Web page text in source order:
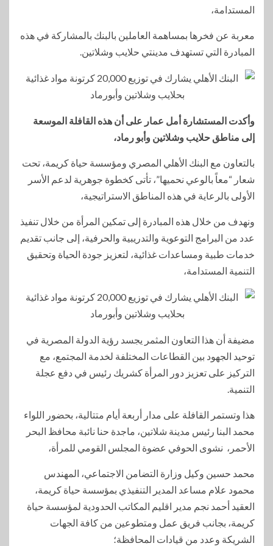
المستدامة،
معربة عن فخرها بمساهمة العاملين بالبنك بالمشاركة في هذه
المبادرة التي تستهدف مدينتي حلايب وشلاتين.
وأكدت المستشارة أمل عمار على أن هذه القافلة الموسعة
إلى مناطق حلايب وشلاتين وأبو رماد،
بالتعاون مع البنك الأهلي المصري ومؤسسة حياة كريمة، تحت
شعار “معاً بالوعي نحميها”، تأتى كخطوة جوهرية لدعم الأسر
الأولى بالرعاية في هذه المناطق الاستراتيجية،
ونهدف من خلال هذه المبادرة إلى تمكين المرأة من خلال تنفيذ
عدد من البرامج التوعوية والتدريبية والحرفية، إلى جانب تقديم
خدمات طبية ومساعدات غذائية، لتعزيز جودة الحياة وتحقيق
التنمية المستدامة،
مضيفة أن هذا التعاون المثمر يجسد رؤية الدولة المصرية في
توحيد الجهود بين القطاعات المختلفة لخدمة المجتمع، مع
التركيز على تعزيز دور المرأة كشريك رئيس في دفع عجلة
التنمية.
هذا وتستمر القافلة على مدار أربعة أيام متتالية، بحضور اللواء
محمد البنا رئيس مدينة شلاتين، ماجدة حنا نائبة محافظ البحر
الأحمر، نشوى الحوفي عضوة المجلس القومي للمرأة،
محمد حسين وكيل وزارة التضامن الاجتماعي، المهندس
محمود علام مساعد المدير التنفيذي بمؤسسة حياة كريمة،
العقيد أحمد نجم مدير اقليم المكاتب الحدودية لمؤسسة حياة
كريمة، بجانب فريق عمل ومتطوعين من كافة الجهات
الشريكة وعدد من قيادات المحافظة؛